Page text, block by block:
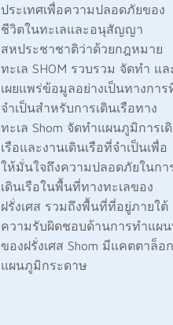
ประเทศเพื่อความปลอดภัยของ
ชีวิตในทะเลและอนุสัญญา
สหประชาชาติว่าด้วยกฎหมาย
ทะเล SHOM รวบรวม จัดทำ แล
เผยแพร่ข้อมูลอย่างเป็นทางการ
จำเป็นสำหรับการเดินเรือทาง
ทะเล Shom จัดทำแผนภูมิการเ
เรือและงานเดินเรือที่จำเป็นเพื่อ
ให้มั่นใจถึงความปลอดภัยในกา
เดินเรือในพื้นที่ทางทะเลของ
ฝรั่งเศส รวมถึงพื้นที่ที่อยู่ภายใต้
ความรับผิดชอบด้านการทำแผ
ของฝรั่งเศส Shom มีแคตตาล็อก
แผนภูมิกระดาษ